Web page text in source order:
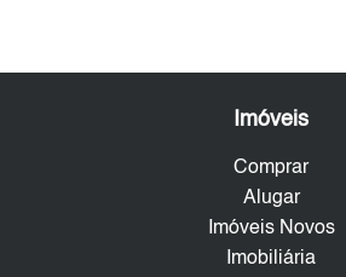
Imóveis
Comprar
Alugar
Imóveis Novos
Imobiliária